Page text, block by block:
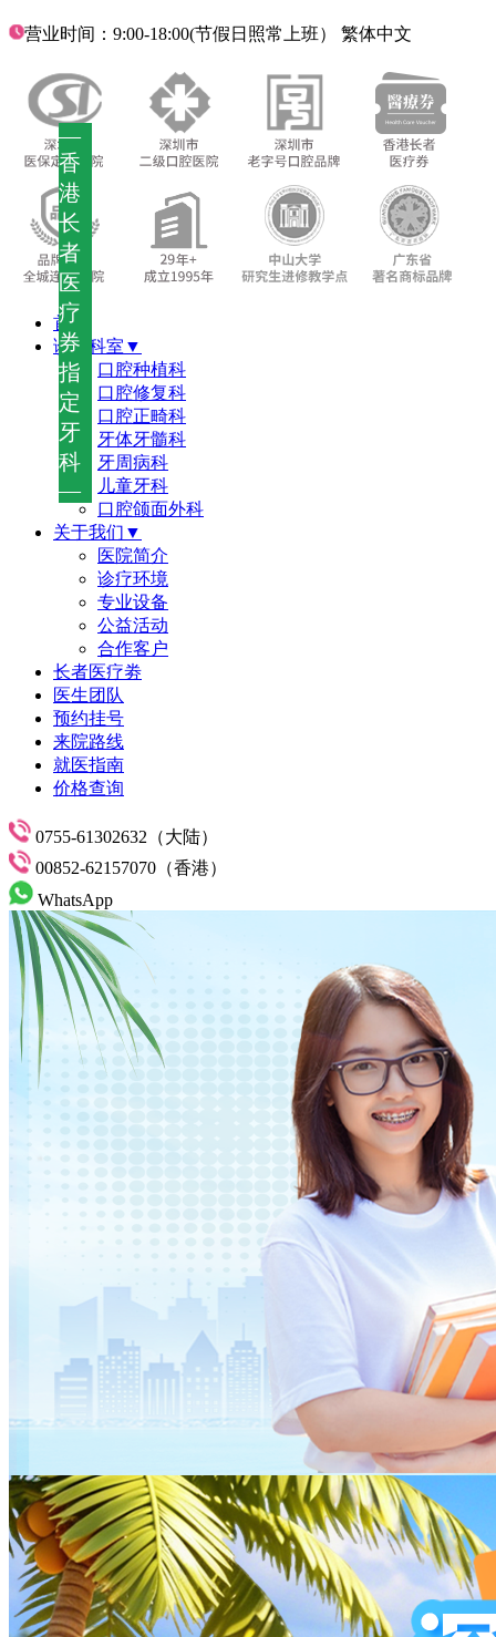
—
香
港
长
者
医
疗
券
指
定
牙
科
—
营业时间：9:00-18:00(节假日照常上班） 繁体中文
首页
诊疗科室▼
口腔种植科
口腔修复科
口腔正畸科
牙体牙髓科
牙周病科
儿童牙科
口腔颌面外科
关于我们▼
医院简介
诊疗环境
专业设备
公益活动
合作客户
长者医疗劵
医生团队
预约挂号
来院路线
就医指南
价格查询
0755-61302632（大陆）
00852-62157070（香港）
WhatsApp